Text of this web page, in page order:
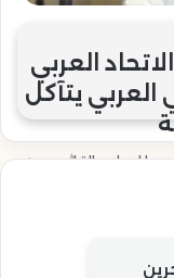
العربي
العربي يتآكل
للإعلام التراثي، من
العربي في ظل